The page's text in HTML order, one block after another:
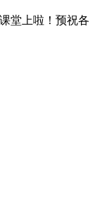
堂上啦！预祝各